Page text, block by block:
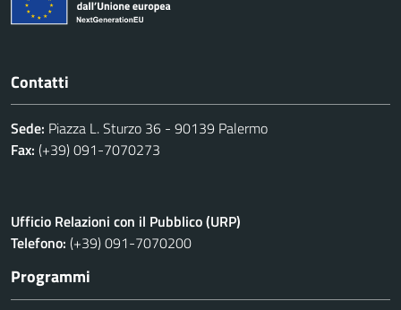
Contatti
Sede: Piazza L. Sturzo 36 - 90139 Palermo
Fax: (+39) 091-7070273
Ufficio Relazioni con il Pubblico (URP)
Telefono: (+39) 091-7070200
Programmi